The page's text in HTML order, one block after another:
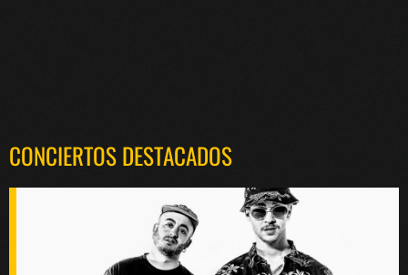
CONCIERTOS DESTACADOS